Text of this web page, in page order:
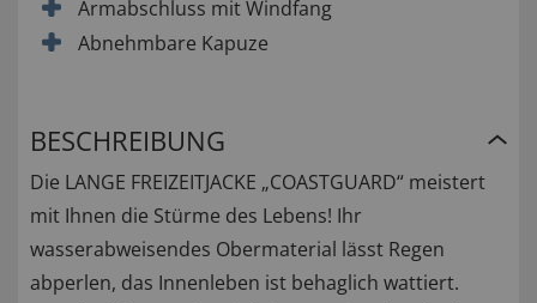
Armabschluss mit Windfang
Abnehmbare Kapuze
BESCHREIBUNG
Die LANGE FREIZEITJACKE „COASTGUARD“ meistert
mit Ihnen die Stürme des Lebens! Ihr
wasserabweisendes Obermaterial lässt Regen
abperlen, das Innenleben ist behaglich wattiert.